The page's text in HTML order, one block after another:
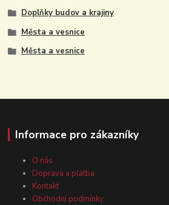
Doplňky budov a krajiny
Města a vesnice
Města a vesnice
Informace pro zákazníky
O nás
Doprava a platba
Kontakt
Obchodní podmínky